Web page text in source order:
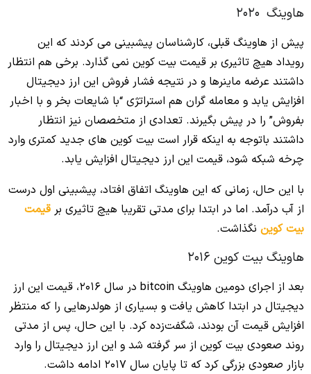
هاوینگ 2020
پیش از هاوینگ قبلی، کارشناسان پیشبینی می‌ کردند که این
رویداد هیچ تاثیری بر قیمت بیت کوین نمی‌ گذارد. برخی هم انتظار
داشتند عرضه ماینرها و در نتیجه فشار فروش این ارز دیجیتال
افزایش یابد و معامله‌ گران هم استراتژی “با شایعات بخر و با اخبار
بفروش” را در پیش بگیرند. تعدادی از متخصصان نیز انتظار
داشتند باتوجه‌ به اینکه قرار است بیت کوین‌ های جدید کمتری وارد
چرخه شبکه شود، قیمت این ارز دیجیتال افزایش یابد.
با این حال، زمانی که این هاوینگ اتفاق افتاد، پیشبینی اول درست
از آب درآمد. اما در ابتدا برای مدتی تقریبا هیچ تاثیری بر قیمت
بیت کوین نگذاشت.
هاوینگ بیت کوین 2016
بعد از اجرای دومین هاوینگ bitcoin در سال 2016، قیمت این ارز
دیجیتال در ابتدا کاهش یافت و بسیاری از هولدرهایی را که منتظر
افزایش قیمت آن بودند، شگفت‌زده کرد. با این حال، پس از مدتی
روند صعودی بیت کوین از سر گرفته شد و این ارز دیجیتال را وارد
بازار صعودی بزرگی کرد که تا پایان سال 2017 ادامه داشت.